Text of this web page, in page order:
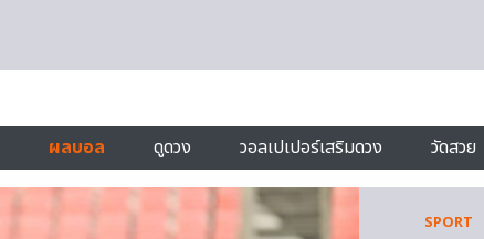
ผลบอล ดูดวง วอลเปเปอร์เสริมดวง วัดสวย
SPORT